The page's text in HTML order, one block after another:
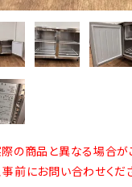
の商品と異なる場合が
前にお問い合わせくだ